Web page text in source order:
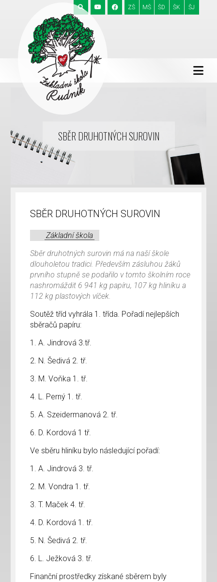
ZŠ MŠ ŠD ŠK ŠJ
SBĚR DRUHOTNÝCH SUROVIN
SBĚR DRUHOTNÝCH SUROVIN
Základní škola
Sběr druhotných surovin má na naší škole
dlouholetou tradici. Především zásluhou žáků
prvního stupně se podařilo v tomto školním roce
nashromáždit 6 941 kg papíru, 107 kg hliníku a
112 kg plastových víček.
Soutěž tříd vyhrála 1. třída. Pořadí nejlepších
sběračů papíru:
1. A. Jindrová 3.tř.
2. N. Šedivá 2. tř.
3. M. Voňka 1. tř.
4. L. Perný 1. tř.
5. A. Szeidermanová 2. tř.
6. D. Kordová 1 tř.
Ve sběru hliníku bylo následující pořadí:
1. A. Jindrová 3. tř.
2. M. Vondra 1. tř.
3. T. Maček 4. tř.
4. D. Kordová 1. tř.
5. N. Šedivá 2. tř.
6. L. Ježková 3. tř.
Finanční prostředky získané sběrem byly